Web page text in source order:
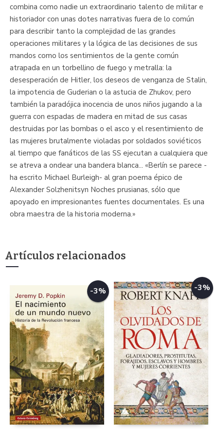
combina como nadie un extraordinario talento de militar e
historiador con unas dotes narrativas fuera de lo común
para describir tanto la complejidad de las grandes
operaciones militares y la lógica de las decisiones de sus
mandos como los sentimientos de la gente común
atrapada en un torbellino de fuego y metralla: la
desesperación de Hitler, los deseos de venganza de Stalin,
la impotencia de Guderian o la astucia de Zhukov, pero
también la paradójica inocencia de unos niños jugando a la
guerra con espadas de madera en mitad de sus casas
destruidas por las bombas o el asco y el resentimiento de
las mujeres brutalmente violadas por soldados soviéticos
al tiempo que fanáticos de las SS ejecutan a cualquiera que
se atreva a ondear una bandera blanca... «Berlín se parece -
ha escrito Michael Burleigh- al gran poema épico de
Alexander Solzhenitsyn Noches prusianas, sólo que
apoyado en impresionantes fuentes documentales. Es una
obra maestra de la historia moderna.»
Artículos relacionados
-3% -3%